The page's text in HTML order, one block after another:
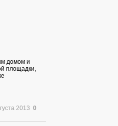
домом и
площадки,
2013 0